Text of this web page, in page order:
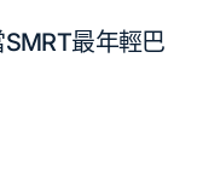
最年輕巴